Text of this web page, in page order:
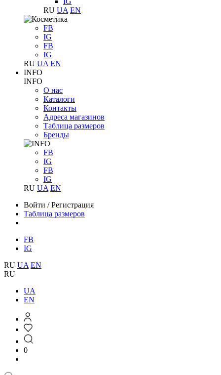
RU UA EN
FB
IG
FB
IG
RU UA EN
INFO
INFO
О нас
Каталоги
Контакты
Адреса магазинов
Таблица размеров
Бренды
FB
IG
FB
IG
RU UA EN
Войти /Регистрация
Таблица размеров
FB
IG
RU UA EN
RU
UA
EN
0